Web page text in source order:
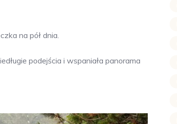
na pół dnia.
podejścia i wspaniała panorama